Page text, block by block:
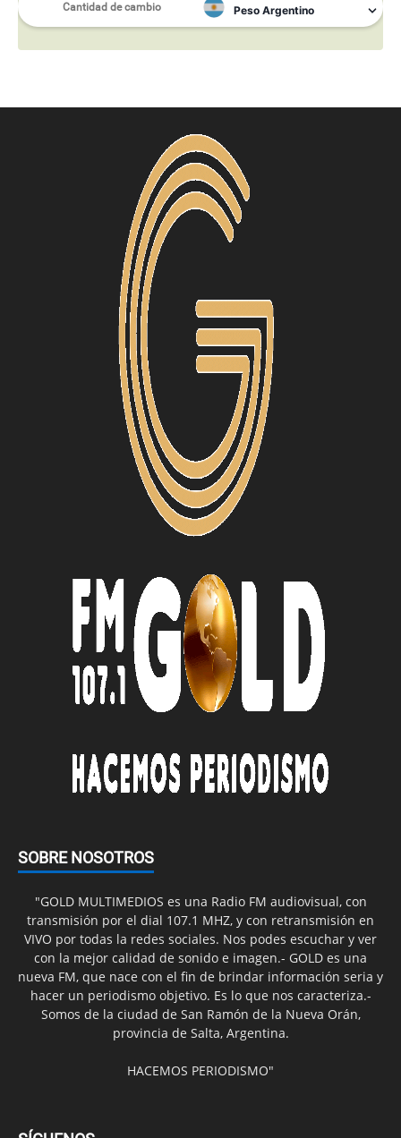
SOBRE NOSOTROS
"GOLD MULTIMEDIOS es una Radio FM audiovisual, con
transmisión por el dial 107.1 MHZ, y con retransmisión en
VIVO por todas la redes sociales. Nos podes escuchar y ver
con la mejor calidad de sonido e imagen.- GOLD es una
nueva FM, que nace con el fin de brindar información seria y
hacer un periodismo objetivo. Es lo que nos caracteriza.-
Somos de la ciudad de San Ramón de la Nueva Orán,
provincia de Salta, Argentina.
HACEMOS PERIODISMO"